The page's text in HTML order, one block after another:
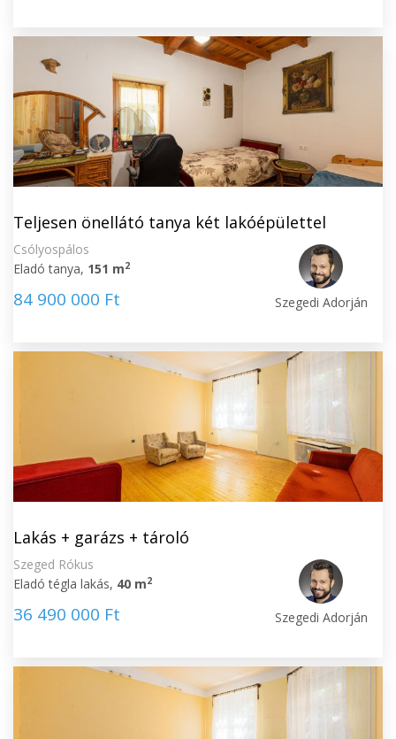
Teljesen önellátó tanya két lakóépülettel
Csólyospálos
Eladó tanya, 151 m2
84 900 000 Ft Szegedi Adorján
Lakás + garázs + tároló
Szeged Rókus
Eladó tégla lakás, 40 m2
36 490 000 Ft Szegedi Adorján